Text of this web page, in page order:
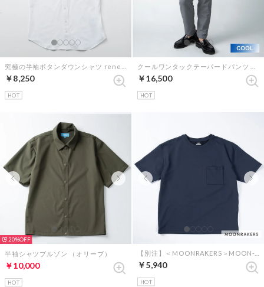
￥8,250
HOT
￥16,500
HOT
20%
半袖シャツブルゾン （オリーブ）
￥10,000
HOT
￥5,940
HOT